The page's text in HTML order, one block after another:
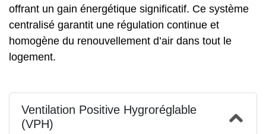
offrant un gain énergétique significatif. Ce système
centralisé garantit une régulation continue et
homogène du renouvellement d’air dans tout le
logement.
Ventilation Positive Hygroréglable
(VPH)